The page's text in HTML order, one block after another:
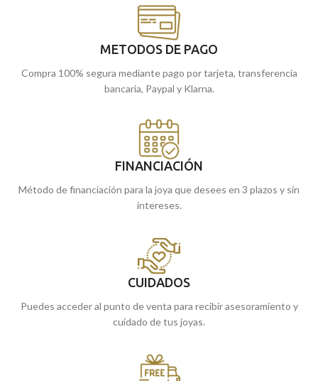
METODOS DE PAGO
Compra 100% segura mediante pago por tarjeta, transferencia
bancaria, Paypal y Klarna.
FINANCIACIÓN
Método de financiación para la joya que desees en 3 plazos y sin
intereses.
CUIDADOS
Puedes acceder al punto de venta para recibir asesoramiento y
cuidado de tus joyas.